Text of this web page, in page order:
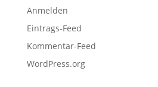
Anmelden
Eintrags-Feed
Kommentar-Feed
WordPress.org